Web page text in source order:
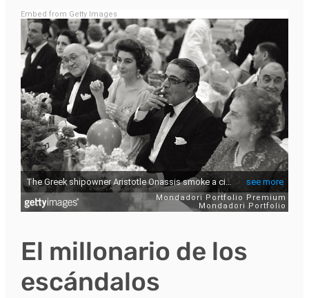
Embed from Getty Images
El millonario de los
escándalos